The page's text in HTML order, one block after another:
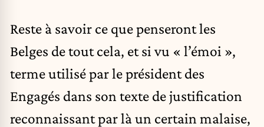
Reste à savoir ce que penseront les
Belges de tout cela, et si vu « l’émoi »,
terme utilisé par le président des
Engagés dans son texte de justification
reconnaissant par là un certain malaise,